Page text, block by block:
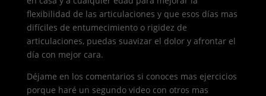
flexibilidad de las articulaciones y que esos días mas
difíciles de entumecimiento o rigidez de
articulaciones, puedas suavizar el dolor y afrontar el
día con mejor cara.
Déjame en los comentarios si conoces mas ejercicios
porque haré un segundo video con otros mas